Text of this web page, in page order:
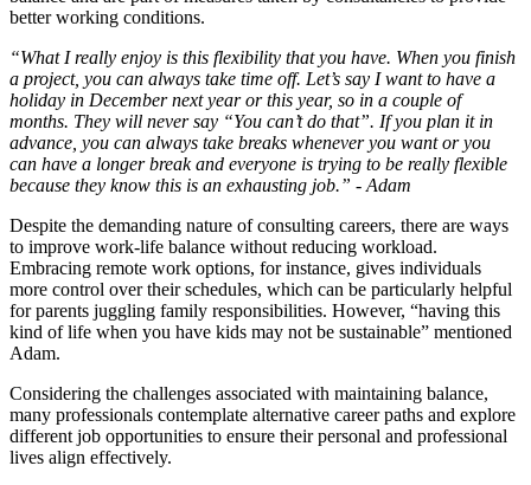
better working conditions.
“What I really enjoy is this flexibility that you have. When you finish
a project, you can always take time off. Let’s say I want to have a
holiday in December next year or this year, so in a couple of
months. They will never say “You can’t do that”. If you plan it in
advance, you can always take breaks whenever you want or you
can have a longer break and everyone is trying to be really flexible
because they know this is an exhausting job.” - Adam
Despite the demanding nature of consulting careers, there are ways
to improve work-life balance without reducing workload.
Embracing remote work options, for instance, gives individuals
more control over their schedules, which can be particularly helpful
for parents juggling family responsibilities. However, “having this
kind of life when you have kids may not be sustainable” mentioned
Adam.
Considering the challenges associated with maintaining balance,
many professionals contemplate alternative career paths and explore
different job opportunities to ensure their personal and professional
lives align effectively.